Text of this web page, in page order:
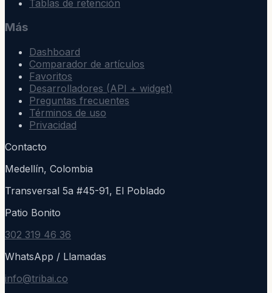
Tablas de retención
Más
Dashboard
Comparador de artículos
Favoritos
Desarrolladores (API + widget)
Preguntas frecuentes
Términos de uso
Privacidad
Contacto
Medellín, Colombia
Transversal 5a #45-91, El Poblado
Patio Bonito
302 319 46 36
WhatsApp / Llamadas
info@tribai.co